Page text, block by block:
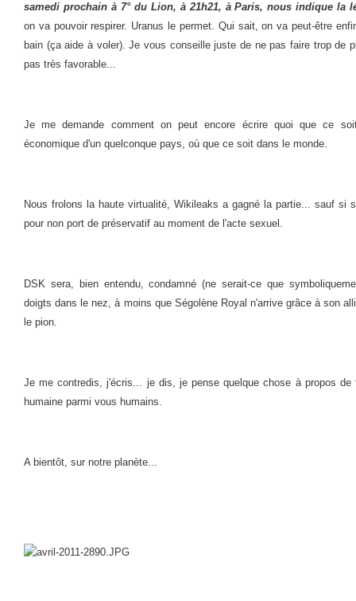
samedi prochain à 7° du Lion, à 21h21, à Paris, nous indique la
on va pouvoir respirer. Uranus le permet. Qui sait, on va peut-être
bain (ça aide à voler). Je vous conseille juste de ne pas faire trop de
pas très favorable...
Je me demande comment on peut encore écrire quoi que ce
économique d'un quelconque pays, où que ce soit dans le monde.
Nous frolons la haute virtualité, Wikileaks a gagné la partie... sauf si
pour non port de préservatif au moment de l'acte sexuel.
DSK sera, bien entendu, condamné (ne serait-ce que
doigts dans le nez, à moins que Ségolène Royal n'arrive grâce à son
le pion.
Je me contredis, j'écris... je dis, je pense quelque chose à propos
humaine parmi vous humains.
A bientôt, sur notre planète...